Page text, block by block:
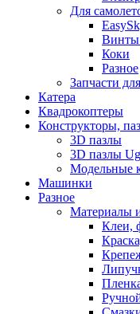
Для
Винты
Коки
Разное
Запчасти
Катера
Квадрокоптеры
Конструкторы,
3D пазлы
3D пазлы
Модельные
Машинки
Разное
Материалы
Клеи,